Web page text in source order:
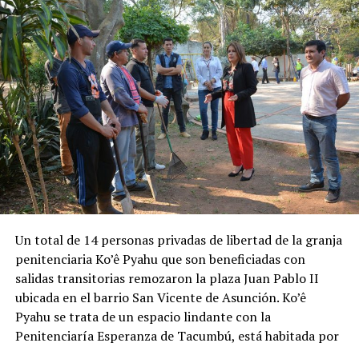
Un total de 14 personas privadas de libertad de la granja
penitenciaria Ko’ê Pyahu que son beneficiadas con
salidas transitorias remozaron la plaza Juan Pablo II
ubicada en el barrio San Vicente de Asunción. Ko’ê
Pyahu se trata de un espacio lindante con la
Penitenciaría Esperanza de Tacumbú, está habitada por